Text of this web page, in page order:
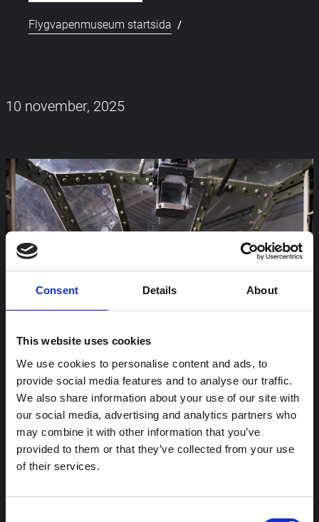
Consent Details About
This website uses cookies
We use cookies to personalise content and ads, to
provide social media features and to analyse our traffic.
We also share information about your use of our site with
our social media, advertising and analytics partners who
may combine it with other information that you’ve
provided to them or that they’ve collected from your use
of their services.
Flygvapenmuseum startsida /
10 november, 2025
Teknikens drivkrafter